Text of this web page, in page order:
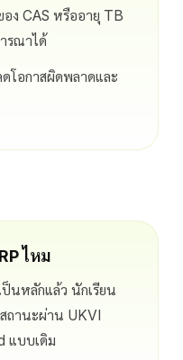
ง CAS หรืออายุ TB
รณาได้
โอกาสผิดพลาดและ
ไหม
นหลักแล้ว นักเรียน
ถานะผ่าน UKVI
แบบเดิม